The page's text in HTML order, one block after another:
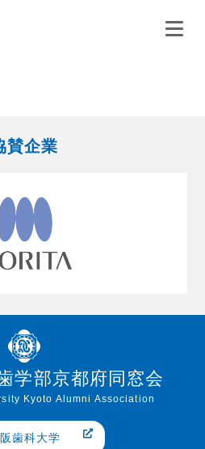
賛企業
学部京都府同窓会
Kyoto Alumni Association
歯科大学